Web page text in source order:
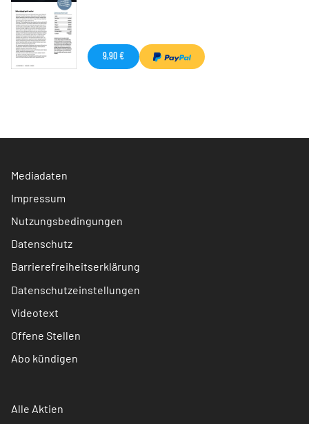
9,90 €
Mediadaten
Impressum
Nutzungsbedingungen
Datenschutz
Barrierefreiheitserklärung
Datenschutzeinstellungen
Videotext
Offene Stellen
Abo kündigen
Alle Aktien